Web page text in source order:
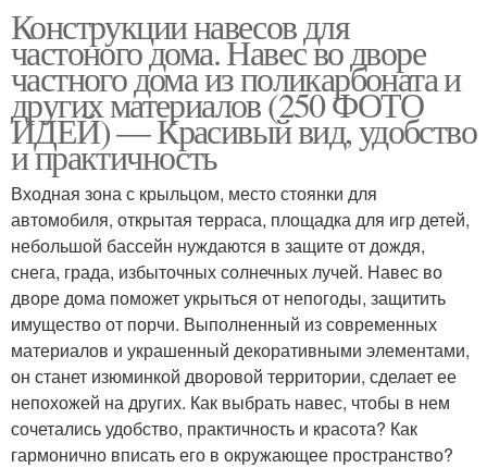
Конструкции навесов для
частоного дома. Навес во дворе
частного дома из поликарбоната и
других материалов (250 ФОТО
ИДЕЙ) — Красивый вид, удобство
и практичность
Входная зона с крыльцом, место стоянки для
автомобиля, открытая терраса, площадка для игр детей,
небольшой бассейн нуждаются в защите от дождя,
снега, града, избыточных солнечных лучей. Навес во
дворе дома поможет укрыться от непогоды, защитить
имущество от порчи. Выполненный из современных
материалов и украшенный декоративными элементами,
он станет изюминкой дворовой территории, сделает ее
непохожей на других. Как выбрать навес, чтобы в нем
сочетались удобство, практичность и красота? Как
гармонично вписать его в окружающее пространство?